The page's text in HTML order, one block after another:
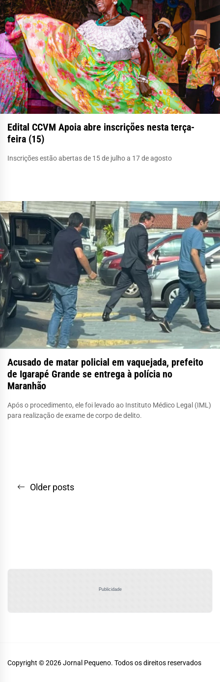
Edital CCVM Apoia abre inscrições nesta terça-
feira (15)
Inscrições estão abertas de 15 de julho a 17 de agosto
Acusado de matar policial em vaquejada, prefeito
de Igarapé Grande se entrega à polícia no
Maranhão
Após o procedimento, ele foi levado ao Instituto Médico Legal (IML)
para realização de exame de corpo de delito.
Navegação
Older posts
Publicidade
Copyright © 2026Jornal Pequeno. Todos os direitos reservados